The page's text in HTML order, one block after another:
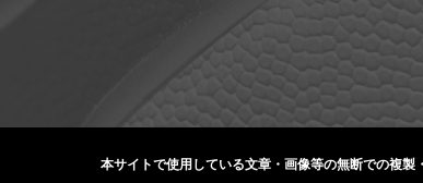
本サイトで使用している文章・画像等の無断での複製